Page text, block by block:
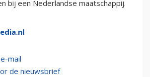
bij een Nederlandse maatschappij.
mail
de nieuwsbrief